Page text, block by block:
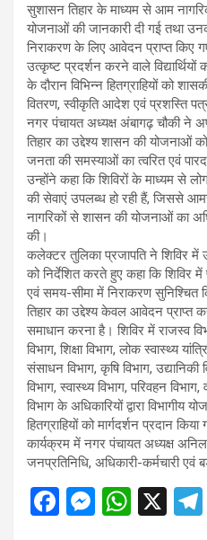
सुशासन तिहार के माध्यम से आम
योजनाओं की जानकारी दी गई तथा
निराकरण के लिए आवेदन प्राप्त किए
उत्कृष्ट प्रदर्शन करने वाले
के दौरान विभिन्न हितग्राहियों को
वितरण, स्वीकृति आदेश एवं प्रशस्ति
नगर पंचायत अध्यक्ष अंबागढ़ चौकी ने
तिहार का उद्देश्य शासन की योजनाओं
जनता की समस्याओं का त्वरित एवं
उन्होंने कहा कि शिविरों के माध्यम से
की सेवाएं उपलब्ध हो रही हैं, जिससे
नागरिकों से शासन की योजनाओं का
की।
कलेक्टर तुलिका प्रजापति ने शिविर में
को निर्देशित करते हुए कहा कि शिविर में
एवं समय-सीमा में निराकरण सुनिश्चित
तिहार का उद्देश्य केवल आवेदन प्राप्त
समाधान करना है। शिविर में राजस्व
विभाग, शिक्षा विभाग, लोक स्वास्थ्य
संसाधन विभाग, कृषि विभाग, उद्यानिकी
विभाग, स्वास्थ्य विभाग, परिवहन
विभाग के अधिकारियों द्वारा विभागीय
हितग्राहियों को मार्गदर्शन प्रदान किया
कार्यक्रम में नगर पंचायत अध्यक्ष अनिल
जनप्रतिनिधि, अधिकारी-कर्मचारी एवं
F
M W X